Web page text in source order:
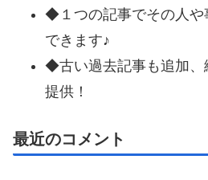
◆１つの記事でその人や
できます♪
◆古い過去記事も追加、
提供！
最近のコメント